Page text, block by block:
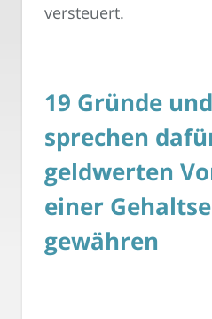
versteuert.
19 Gründe
sprechen
geldwerten
einer
gewähren